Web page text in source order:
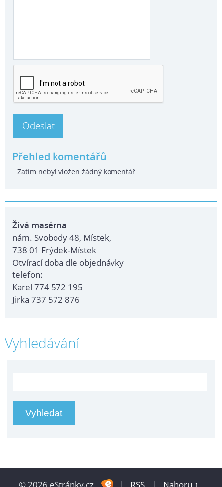
Přehled komentářů
Zatím nebyl vložen žádný komentář
Živá masérna
nám. Svobody 48, Místek,
738 01 Frýdek-Místek
Otvírací doba dle objednávky
telefon:
Karel 774 572 195
Jirka 737 572 876
Vyhledávání
© 2026 eStránky.cz | RSS | Nahoru ↑